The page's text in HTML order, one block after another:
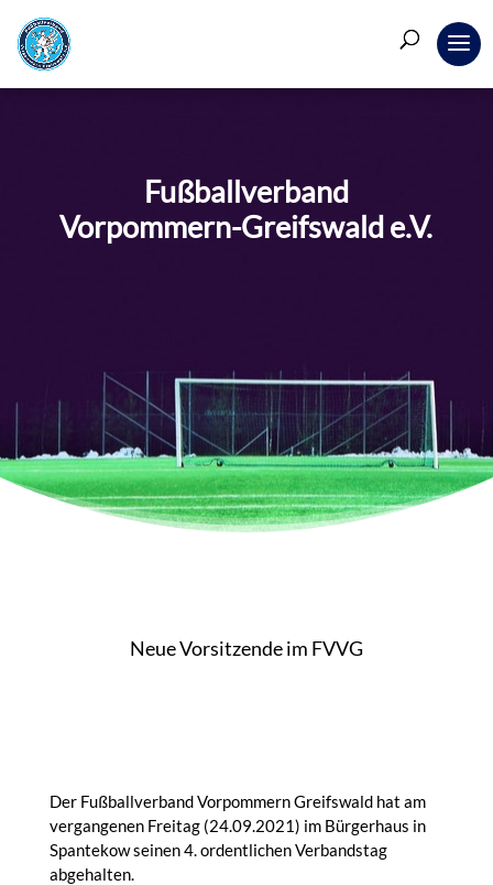
Fußballverband
Vorpommern-Greifswald e.V.
Neue Vorsitzende im FVVG
Der Fußballverband Vorpommern Greifswald hat am
vergangenen Freitag (24.09.2021) im Bürgerhaus in
Spantekow seinen 4. ordentlichen Verbandstag
abgehalten.